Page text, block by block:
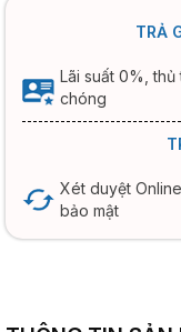
TRẢ
Lãi suất 0%,
chóng
Xét duyệt
bảo mật